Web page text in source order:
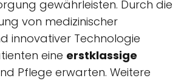
gewährleisten. Durch die
von medizinischer
innovativer Technologie
eine erstklassige
Pflege erwarten. Weitere